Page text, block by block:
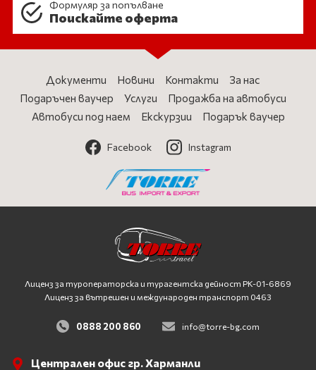
Формуляр за попълване
Поискайте оферта
Документи Новини Контакти
За нас
Подаръчен ваучер
Услуги
Продажба на автобуси
Автобуси под наем
Екскурзии Подарък ваучер
Facebook Instagram
Лиценз за туроператорска и турагентска дейност PK-01-6869
Лиценз за вътрешен и международен транспорт 0463
0888 200 860 info@torre-bg.com
Централен офис гр. Харманли